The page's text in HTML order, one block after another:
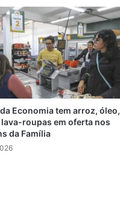
Economia tem arroz, óleo,
roupas em oferta nos
da Família